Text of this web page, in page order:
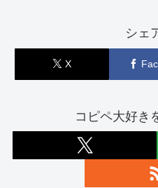
シェ
X
コピペ大好き